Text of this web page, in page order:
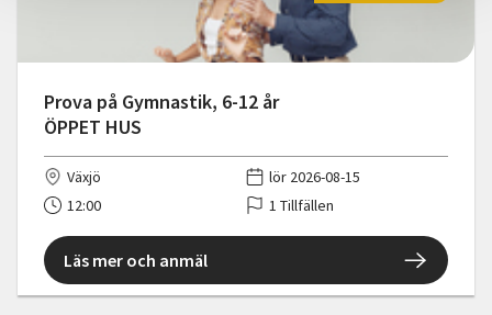
Prova på Gymnastik, 6-12 år
ÖPPET HUS
Växjö
lör 2026-08-15
12:00
1 Tillfällen
Läs mer och anmäl